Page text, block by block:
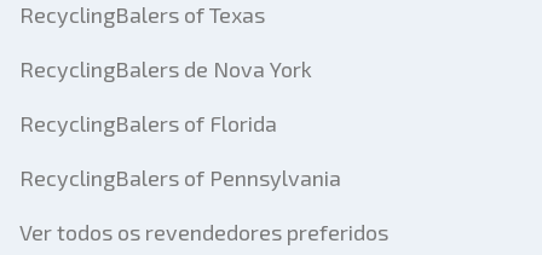
RecyclingBalers of Texas
RecyclingBalers de Nova York
RecyclingBalers of Florida
RecyclingBalers of Pennsylvania
Ver todos os revendedores preferidos